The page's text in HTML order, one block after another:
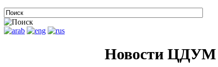
Новости ЦДУМ